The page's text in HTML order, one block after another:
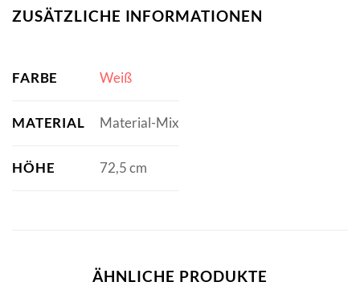
ZUSÄTZLICHE INFORMATIONEN
FARBE Weiß
MATERIAL Material-Mix
HÖHE 72,5 cm
ÄHNLICHE PRODUKTE